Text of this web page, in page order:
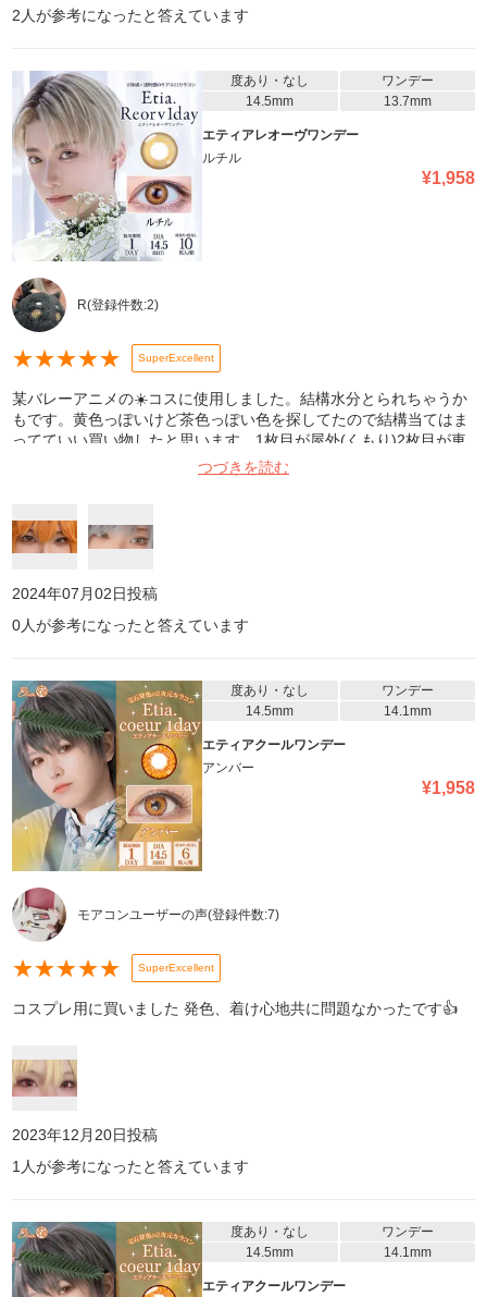
2 人が参考になったと答えています
度あり・なし
ワンデー
14.5mm
13.7mm
エティアレオーヴワンデー
ルチル
¥1,958
R(登録件数:2)
★★★★★ SuperExcellent
某バレーアニメの☀️コスに使用しました。結構水分とられちゃうか
もです。黄色っぽいけど茶色っぽい色を探してたので結構当てはま
ってていい買い物したと思います。1枚目が屋外(くもり)2枚目が車
つづきを読む
2024年07月02日投稿
0人が参考になったと答えています
度あり・なし
ワンデー
14.5mm
14.1mm
エティアクールワンデー
アンバー
¥1,958
モアコンユーザーの声(登録件数:7)
★★★★★ SuperExcellent
コスプレ用に買いました 発色、着け心地共に問題なかったです👍
2023年12月20日投稿
1 人が参考になったと答えています
度あり・なし
ワンデー
14.5mm
14.1mm
エティアクールワンデー